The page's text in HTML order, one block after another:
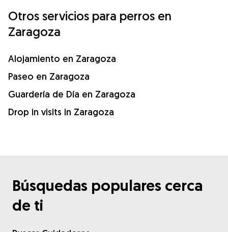
Otros servicios para perros en
Zaragoza
Alojamiento en Zaragoza
Paseo en Zaragoza
Guardería de Día en Zaragoza
Drop in visits in Zaragoza
Búsquedas populares cerca
de ti